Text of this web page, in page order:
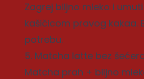
Zagrej biljno mleko i
kašičicom pravog kakaa.
potrebu.
5. Matcha latte bez
Matcha prah + biljno